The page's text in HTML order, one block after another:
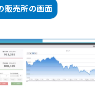
販売所の画面